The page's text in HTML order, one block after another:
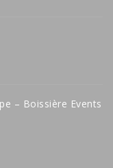
– Boissière Events